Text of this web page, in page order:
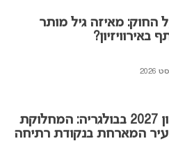
החוק: מאיזה גיל מותר
אירוויזיון 2027 בבולגריה: המחלוקת
המארחת בנקודת רתיחה